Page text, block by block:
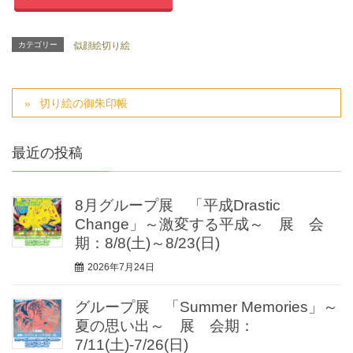
カテゴリー 似顔絵切り絵
切り絵の御朱印帳
最近の投稿
8月グループ展 「平成Drastic
Change」～激変する平成～ 展 会
期：8/8(土)～8/23(日)
2026年7月24日
グループ展 「Summer Memories」～
夏の思い出～ 展 会期：
7/11(土)-7/26(日)